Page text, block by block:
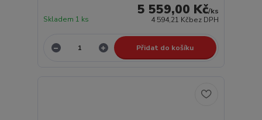
5 559,00 Kč/ks
4 594,21 Kčbez DPH
Skladem 1 ks
Přidat do košíku